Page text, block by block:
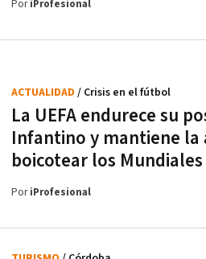
PoriProfesional
La UEFA endurece su
Infantino y mantiene la
boicotear los Mundiales
ACTUALIDAD / Crisis en el fútbol
PoriProfesional